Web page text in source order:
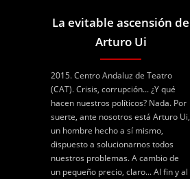
La evitable ascensión de
Arturo Ui
2015. Centro Andaluz de Teatro
(CAT). Crisis, corrupción... ¿Y qué
hacen nuestros políticos? Nada. Por
suerte, ante nosotros está Arturo Ui,
un hombre hecho a sí mismo,
dispuesto a solucionarnos todos
nuestros problemas. A cambio de
un pequeño precio, claro... Al fin y al